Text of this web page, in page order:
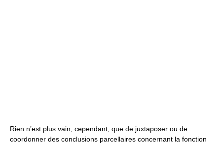
Rien n’est plus vain, cependant, que de juxtaposer ou de
coordonner des conclusions parcellaires concernant la fonction